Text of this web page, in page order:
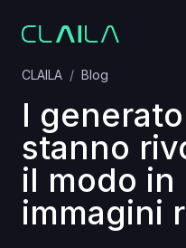
CLAILA Blog
I
stanno
il modo in
immagini